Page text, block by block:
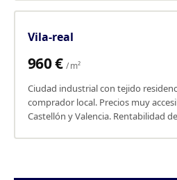
Vila-real
960 € / m²
Ciudad industrial con tejido
comprador local. Precios muy
Castellón y Valencia. Rentabilidad